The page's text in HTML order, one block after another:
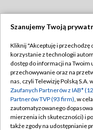
Abonament TVP
Emisja w TVP
Centrum informacji
Naziemna Telewizja
Szanujemy Twoją
Kliknij "Akceptuję i przechodzę
korzystanie z technologii
dostęp do informacji na
przechowywanie oraz na
nas, czyli Telewizję Polską S.A.
Zaufanych Partnerów z IAB*
Partnerów TVP (93 firm), w
zautomatyzowanego
mierzenia ich skuteczności) i
także zgody na udostępnianie